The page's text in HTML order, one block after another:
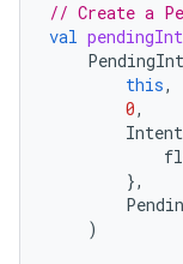
// Create a
val
this,
0,
Intent
},
)